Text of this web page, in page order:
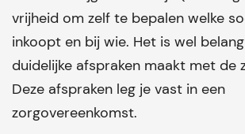
vrijheid om zelf te bepalen welke
inkoopt en bij wie. Het is wel
duidelijke afspraken maakt met de
Deze afspraken leg je vast in een
zorgovereenkomst.